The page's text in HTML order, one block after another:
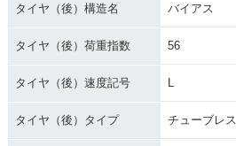
タイヤ（後）構造名 バイアス
タイヤ（後）荷重指数 56
タイヤ（後）速度記号 L
タイヤ（後）タイプ チューブレス